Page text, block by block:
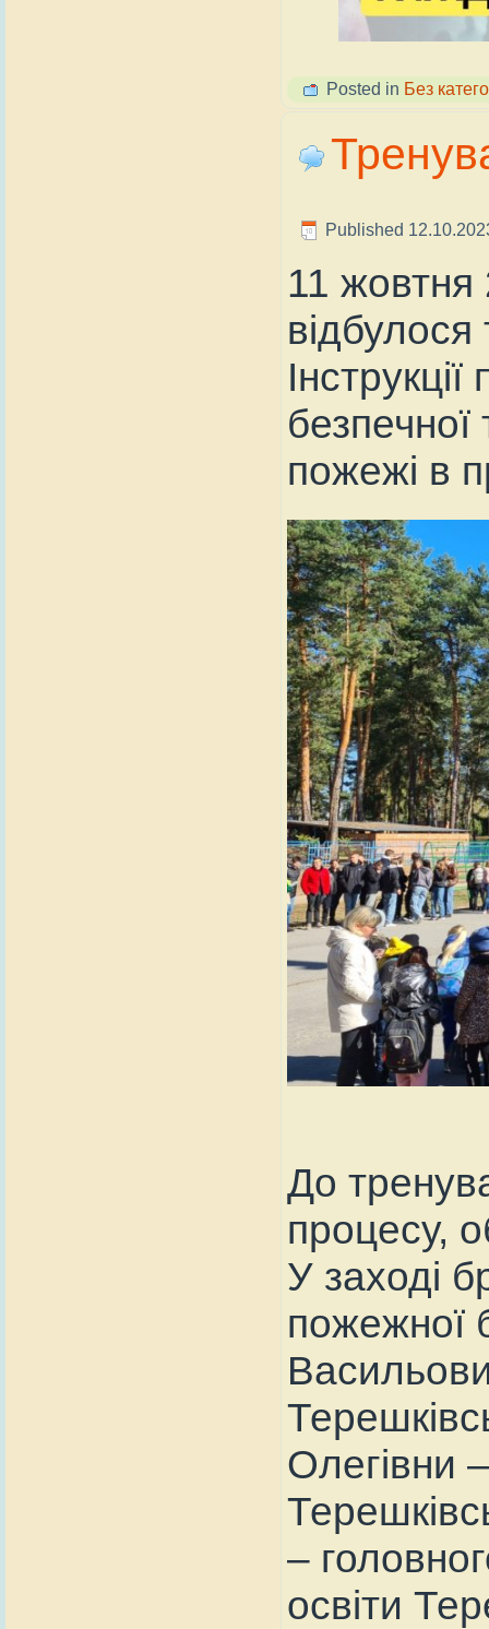
Posted in Без
Published
11 жовтня
пожежі в
До
процесу,
У заході
пожежної
Олегівни
–
освіти